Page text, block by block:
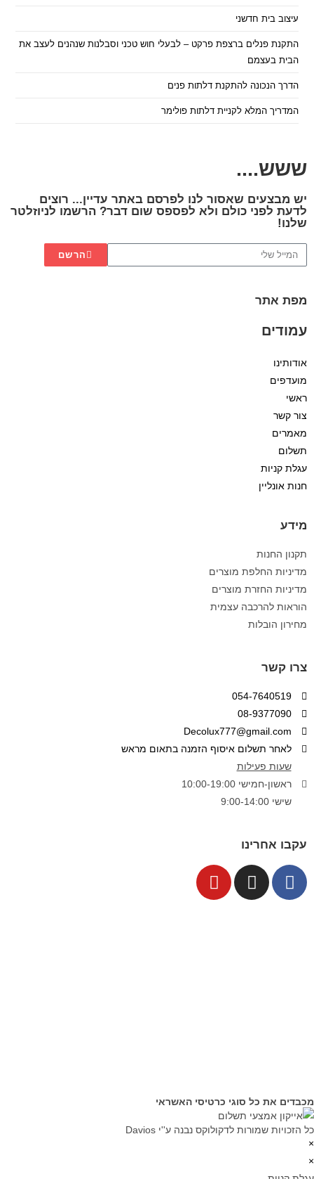
עיצוב בית חדשני
התקנת פנלים ברצפת פרקט – לבעלי חוש טכני וסבלנות שנהנים לעצב את
הבית בעצמם
הדרך הנכונה להתקנת דלתות פנים
המדריך המלא לקניית דלתות פולימר
עקבו אחרינו
צרו קשר
054-7640519
08-9377090
Decolux777@gmail.com
לאחר תשלום איסוף הזמנה בתאום מראש
שעות פעילות
ראשון-חמישי 10:00-19:00
שישי 9:00-14:00
מידע
תקנון החנות
מדיניות החלפת מוצרים
מדיניות החזרת מוצרים
הוראות להרכבה עצמית
מחירון הובלות
מפת אתר
עמודים
אודותינו
מועדפים
ראשי
צור קשר
מאמרים
תשלום
עגלת קניות
חנות אונליין
ששש....
יש מבצעים שאסור לנו לפרסם באתר עדיין... רוצים
לדעת לפני כולם ולא לפספס שום דבר? הרשמו לניוזלטר
שלנו!
הרשם
כל הזכויות שמורות לדקולוקס נבנה ע''י Davios
מכבדים את כל סוגי כרטיסי האשראי
×
×